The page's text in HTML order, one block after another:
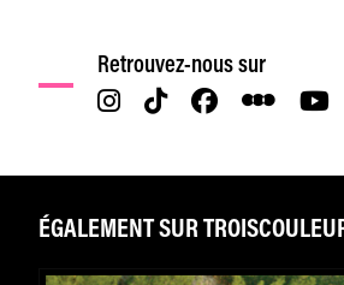
Retrouvez-nous sur
ÉGALEMENT SUR